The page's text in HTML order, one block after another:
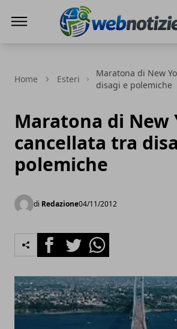
Home Esteri
Maratona di New
disagi e polemiche
Maratona di New
cancellata tra
polemiche
di Redazione04/11/2012
FacebookTwitterWhatsapp